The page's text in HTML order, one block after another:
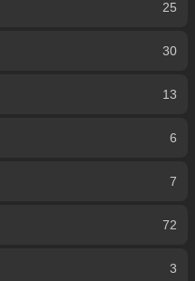
25
30
13
6
7
72
3